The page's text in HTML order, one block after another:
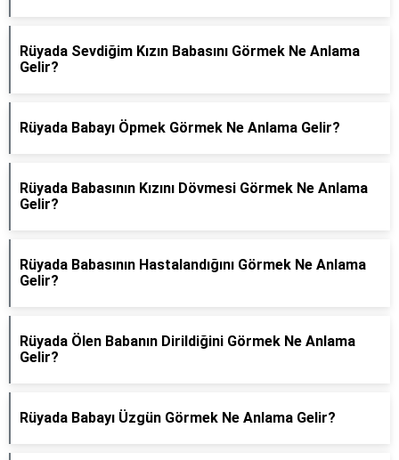
Rüyada Sevdiğim Kızın Babasını Görmek Ne Anlama
Gelir?
Rüyada Babayı Öpmek Görmek Ne Anlama Gelir?
Rüyada Babasının Kızını Dövmesi Görmek Ne Anlama
Gelir?
Rüyada Babasının Hastalandığını Görmek Ne Anlama
Gelir?
Rüyada Ölen Babanın Dirildiğini Görmek Ne Anlama
Gelir?
Rüyada Babayı Üzgün Görmek Ne Anlama Gelir?